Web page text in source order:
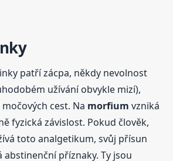
patří zácpa, někdy nevolnost
užívání obvykle mizí),
cest. Na morfium vzniká
fyzická závislost. Pokud člověk,
toto analgetikum, svůj přísun
abstinenční příznaky. Ty jsou